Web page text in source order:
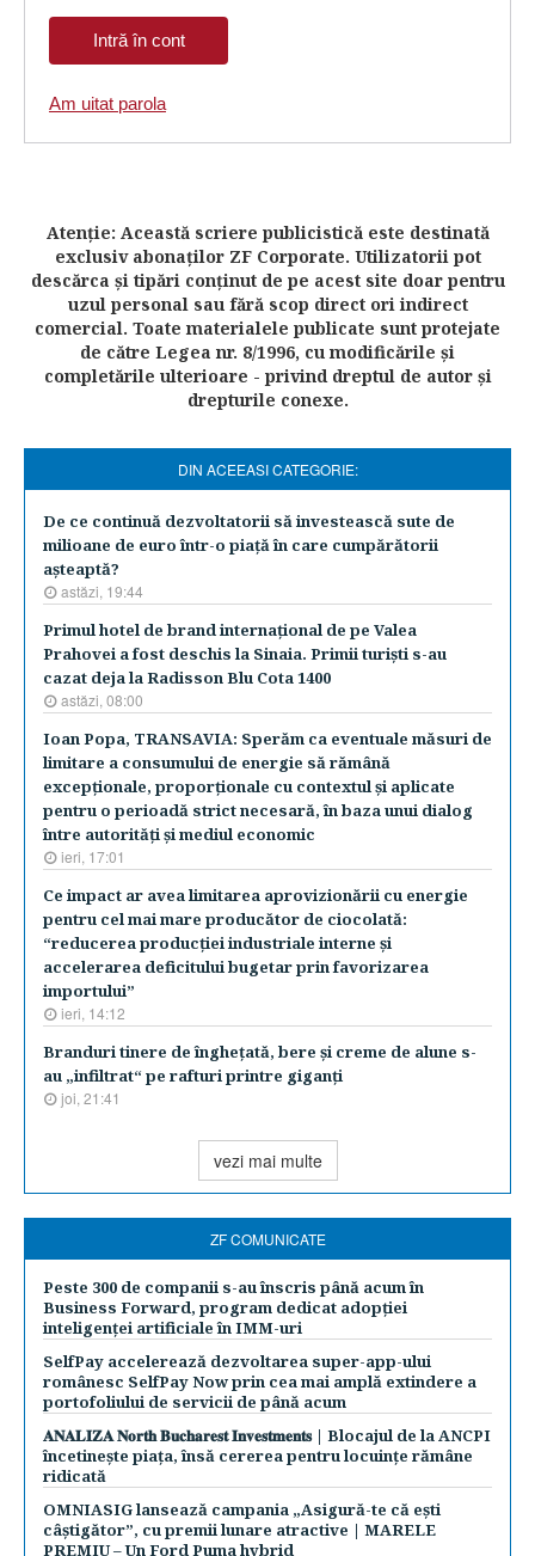
Am uitat parola
Atenţie: Această scriere publicistică este destinată
exclusiv abonaţilor ZF Corporate. Utilizatorii pot
descărca şi tipări conţinut de pe acest site doar pentru
uzul personal sau fără scop direct ori indirect
comercial. Toate materialele publicate sunt protejate
de către Legea nr. 8/1996, cu modificările şi
completările ulterioare - privind dreptul de autor şi
drepturile conexe.
DIN ACEEASI CATEGORIE:
De ce continuă dezvoltatorii să investească sute de
milioane de euro într-o piaţă în care cumpărătorii
aşteaptă?
astăzi, 19:44
​Primul hotel de brand internaţional de pe Valea
Prahovei a fost deschis la Sinaia. Primii turişti s-au
cazat deja la Radisson Blu Cota 1400
astăzi, 08:00
Ioan Popa, TRANSAVIA: Sperăm ca eventuale măsuri de
limitare a consumului de energie să rămână
excepţionale, proporţionale cu contextul şi aplicate
pentru o perioadă strict necesară, în baza unui dialog
între autorităţi şi mediul economic
ieri, 17:01
Ce impact ar avea limitarea aprovizionării cu energie
pentru cel mai mare producător de ciocolată:
“reducerea producţiei industriale interne şi
accelerarea deficitului bugetar prin favorizarea
importului”
ieri, 14:12
Branduri tinere de îngheţată, bere şi creme de alune s-
au „infiltrat“ pe rafturi printre giganţi
joi, 21:41
vezi mai multe
ZF COMUNICATE
Peste 300 de companii s-au înscris până acum în
Business Forward, program dedicat adopției
inteligenței artificiale în IMM-uri
SelfPay accelerează dezvoltarea super-app-ului
românesc SelfPay Now prin cea mai amplă extindere a
portofoliului de servicii de până acum
𝐀𝐍𝐀𝐋𝐈𝐙𝐀 𝐍𝐨𝐫𝐭𝐡 𝐁𝐮𝐜𝐡𝐚𝐫𝐞𝐬𝐭 𝐈𝐧𝐯𝐞𝐬𝐭𝐦𝐞𝐧𝐭𝐬 | Blocajul de la ANCPI
încetinește piața, însă cererea pentru locuințe rămâne
ridicată
OMNIASIG lansează campania „Asigură-te că ești
câștigător”, cu premii lunare atractive | MARELE
PREMIU – Un Ford Puma hybrid